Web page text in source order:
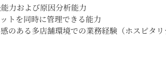
力および原因分析能力
トを同時に管理できる能力
感のある多店舗環境での業務経験（ホスピタ